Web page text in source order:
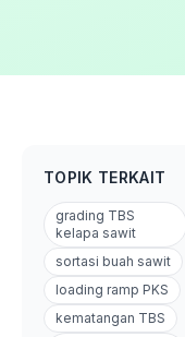
TOPIK TERKAIT
grading TBS
kelapa sawit
sortasi buah sawit
loading ramp PKS
kematangan TBS